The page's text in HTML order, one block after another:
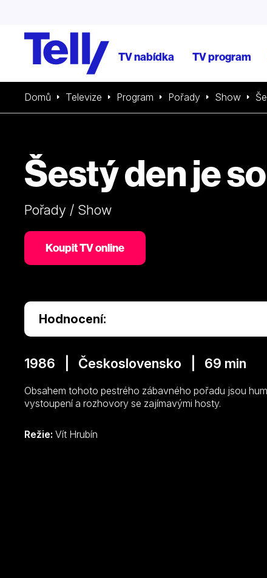
TV nabídka TV program
Domů Televize Program Pořady Show
Šestý den je
Pořady / Show
Koupit TV online
Hodnocení:
1986 | Československo | 69 min
Obsahem tohoto pestrého zábavného pořadu jsou
vystoupení a rozhovory se zajímavými hosty.
Režie: Vít Hrubín